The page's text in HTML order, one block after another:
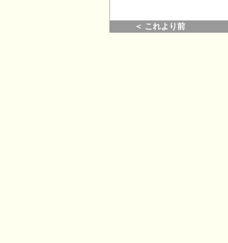
＜ これより前